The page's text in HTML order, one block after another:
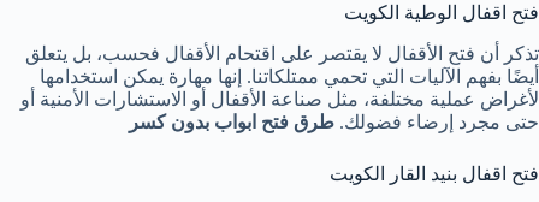
فتح اقفال الوطية الكويت
تذكر أن فتح الأقفال لا يقتصر على اقتحام الأقفال فحسب، بل يتعلق
أيضًا بفهم الآليات التي تحمي ممتلكاتنا. إنها مهارة يمكن استخدامها
لأغراض عملية مختلفة، مثل صناعة الأقفال أو الاستشارات الأمنية أو
حتى مجرد إرضاء فضولك. طرق فتح ابواب بدون كسر
فتح اقفال بنيد القار الكويت